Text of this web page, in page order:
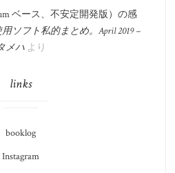
ベース、不安定開発版）の感
用ソフト私的まとめ。​April 2019 –
メハより
links
booklog
Instagram